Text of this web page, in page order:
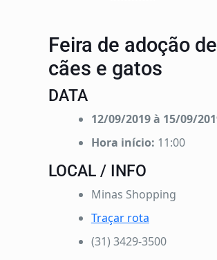
Feira de adoção de
cães e gatos
DATA
12/09/2019 à 15/09/
Hora início: 11:00
LOCAL / INFO
Minas Shopping
Traçar rota
(31) 3429-3500